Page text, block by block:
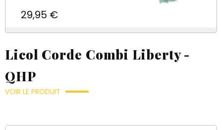
Prix
29,95 €
Licol Corde Combi Liberty -
QHP
VOIR LE PRODUIT